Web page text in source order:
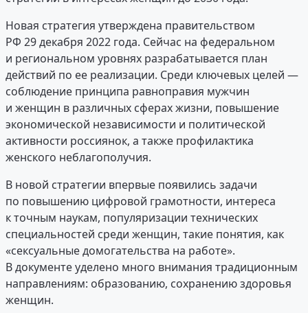
Новая стратегия утверждена правительством
РФ 29 декабря 2022 года. Сейчас на федеральном
и региональном уровнях разрабатывается план
действий по ее реализации. Среди ключевых целей —
соблюдение принципа равноправия мужчин
и женщин в различных сферах жизни, повышение
экономической независимости и политической
активности россиянок, а также профилактика
женского неблагополучия.
В новой стратегии впервые появились задачи
по повышению цифровой грамотности, интереса
к точным наукам, популяризации технических
специальностей среди женщин, такие понятия, как
«сексуальные домогательства на работе».
В документе уделено много внимания традиционным
направлениям: образованию, сохранению здоровья
женщин.